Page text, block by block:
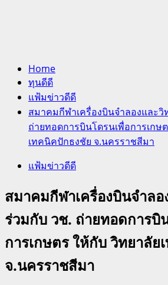
Home
ทุนดีดี
แฟ้มข่าวดีดี
สมาคมกีฬาเครื่องบินจำลองและ
ถ่ายทอดการบินโดรนเพื่อการเกษ
เทคนิคปักธงชัย จ.นครราชสีมา
แฟ้มข่าวดีดี
สมาคมกีฬาเครื่องบินจำล
ร่วมกับ วช. ถ่ายทอดการบิ
การเกษตร ให้กับ วิทยาลั
จ.นครราชสีมา